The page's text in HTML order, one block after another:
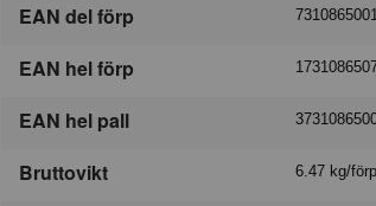
EAN del förp
EAN hel förp
EAN hel pall
Bruttovikt 6.47 kg/förp